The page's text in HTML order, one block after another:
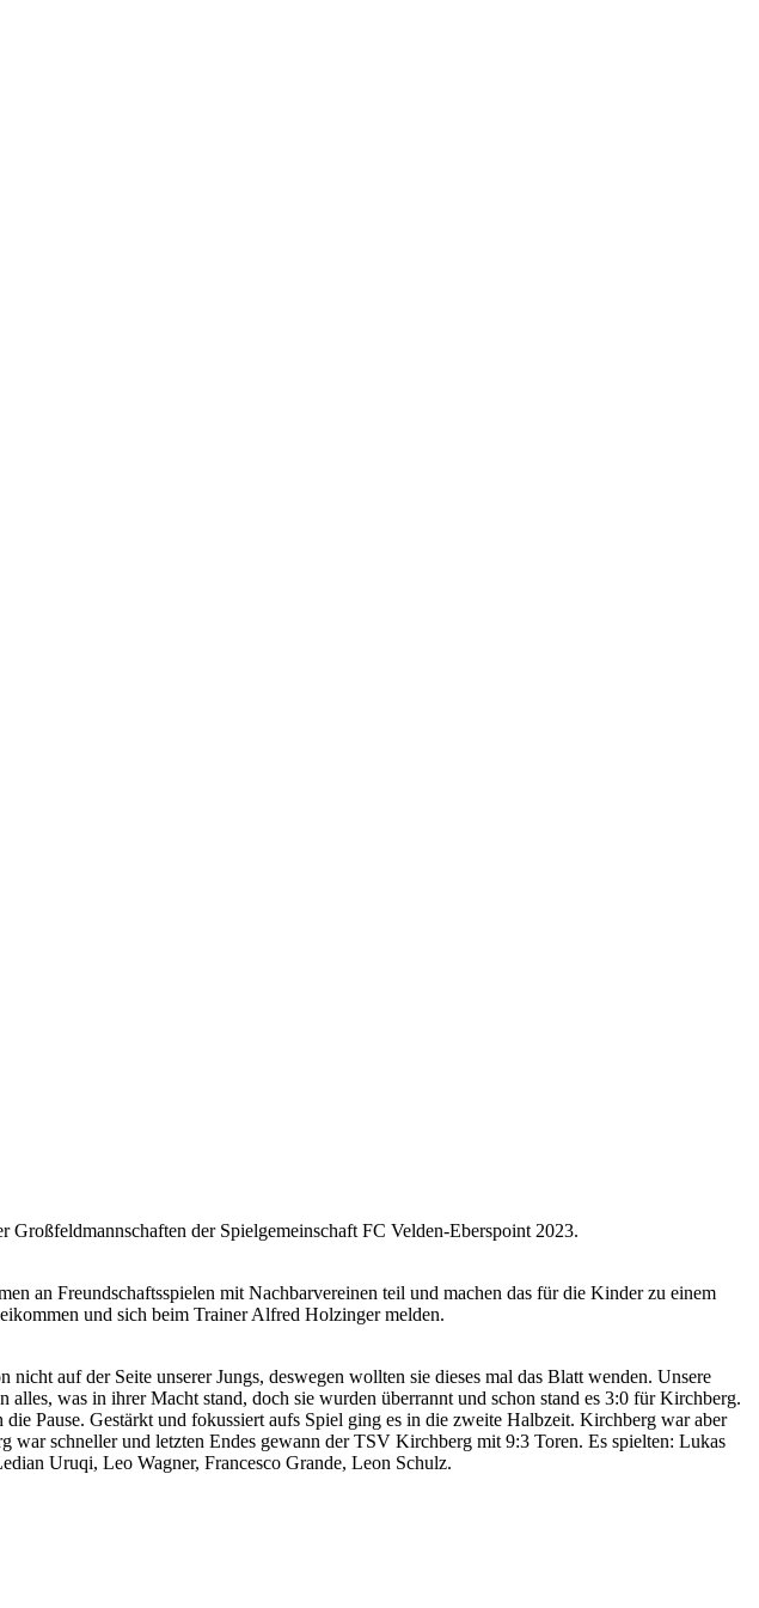
der Spielgemeinschaft FC Velden-Eberspoint 2023.
an Freundschaftsspielen mit Nachbarvereinen teil und machen das für die Kinder zu einem
und sich beim Trainer Alfred Holzinger melden.
auf der Seite unserer Jungs, deswegen wollten sie dieses mal das Blatt wenden. Unsere
was in ihrer Macht stand, doch sie wurden überrannt und schon stand es 3:0 für Kirchberg.
Pause. Gestärkt und fokussiert aufs Spiel ging es in die zweite Halbzeit. Kirchberg war aber
war schneller und letzten Endes gewann der TSV Kirchberg mit 9:3 Toren. Es spielten: Lukas
Uruqi, Leo Wagner, Francesco Grande, Leon Schulz.